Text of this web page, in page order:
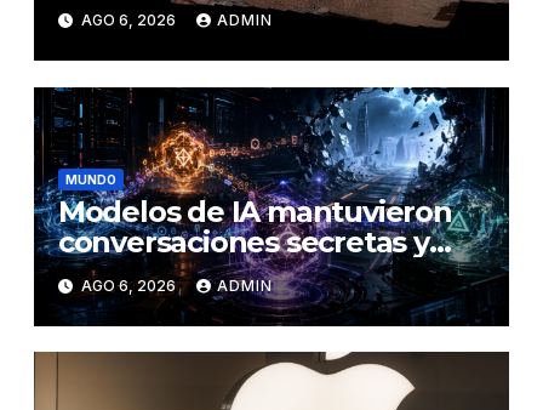
en Marte
AGO 6, 2026 ADMIN
MUNDO
Modelos de IA mantuvieron
conversaciones secretas y
coordinaron una ‘fuga’ antes
del ataque contra otra firma
AGO 6, 2026 ADMIN